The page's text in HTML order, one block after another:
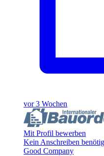
vor 3 Wochen
Mit Profil bewerben
Kein Anschreiben
Good Company